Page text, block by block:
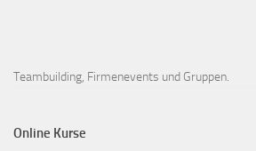
Teambuilding, Firmenevents und Gruppen.
Online Kurse